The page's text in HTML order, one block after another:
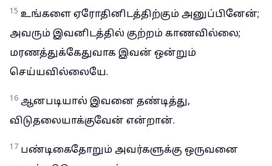
15 உங்களை ஏரோதினிடத்திற்கும் அனுப்பினேன்;
அவரும் இவனிடத்தில் குற்றம் காணவில்லை;
மரணத்துக்கேதுவாக இவன் ஒன்றும்
செய்யவில்லையே.
16 ஆனபடியால் இவனை தண்டித்து,
விடுதலையாக்குவேன் என்றான்.
17 பண்டிகைதோறும் அவர்களுக்கு ஒருவனை